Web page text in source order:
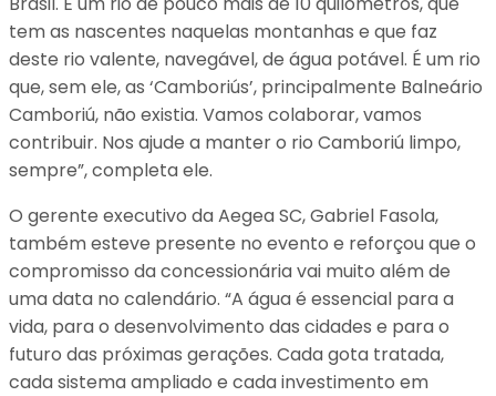
tem as nascentes naquelas montanhas e que faz
deste rio valente, navegável, de água potável. É um rio
que, sem ele, as ‘Camboriús’, principalmente Balneário
Camboriú, não existia. Vamos colaborar, vamos
contribuir. Nos ajude a manter o rio Camboriú limpo,
sempre”, completa ele.
O gerente executivo da Aegea SC, Gabriel Fasola,
também esteve presente no evento e reforçou que o
compromisso da concessionária vai muito além de
uma data no calendário. “A água é essencial para a
vida, para o desenvolvimento das cidades e para o
futuro das próximas gerações. Cada gota tratada,
cada sistema ampliado e cada investimento em